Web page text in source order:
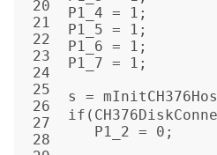
20
21
22
23
24
25
26
27
28
P1_4 = 1;
P1_5 = 1;
P1_6 = 1;
P1_7 = 1;
s =
   P1_2 = 0;